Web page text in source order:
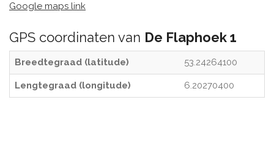
Google maps link
GPS coordinaten van De Flaphoek 1
Breedtegraad (latitude) 53.24264100
Lengtegraad (longitude) 6.20270400